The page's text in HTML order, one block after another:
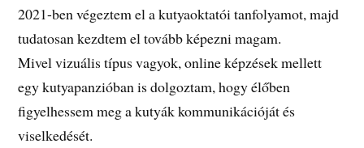
2021-ben végeztem el a kutyaoktatói tanfolyamot, majd
tudatosan kezdtem el tovább képezni magam.
Mivel vizuális típus vagyok, online képzések mellett
egy kutyapanzióban is dolgoztam, hogy élőben
figyelhessem meg a kutyák kommunikációját és
viselkedését.